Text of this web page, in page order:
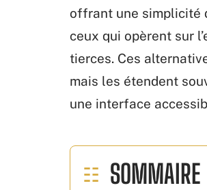
offrant une simplicité
ceux qui opèrent sur
tierces. Ces
mais les étendent
une interface
SOMMAIRE